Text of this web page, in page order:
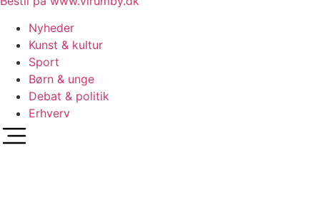
Nyheder
Kunst & kultur
Sport
Børn & unge
Debat & politik
Erhverv